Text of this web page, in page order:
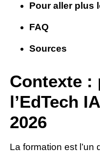
Pour aller plus
FAQ
Sources
Contexte :
l’EdTech
2026
La formation est l’un